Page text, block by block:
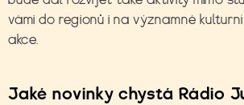
vámi do regionů i na významné
akce.
Jaké novinky chystá Rádio